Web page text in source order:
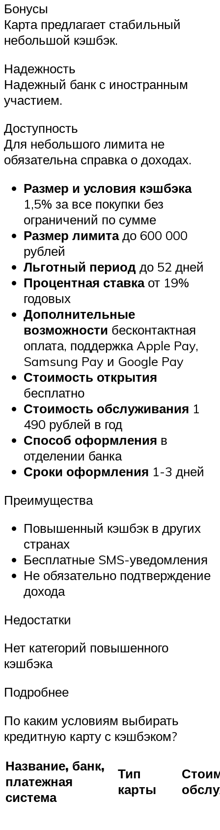
Бонусы
Карта предлагает стабильный
небольшой кэшбэк.
Надежность
Надежный банк с иностранным
участием.
Доступность
Для небольшого лимита не
обязательна справка о доходах.
Размер и условия кэшбэка
1,5% за все покупки без
ограничений по сумме
Размер лимитадо 600 000
рублей
Льготный период до 52 дней
Процентная ставка от 19%
годовых
Дополнительные
возможности бесконтактная
оплата, поддержка Apple Pay,
Samsung Pay и Google Pay
Стоимость открытия
бесплатно
Стоимость обслуживания 1
490 рублей в год
Способ оформления в
отделении банка
Сроки оформления 1-3 дней
Преимущества
Повышенный кэшбэк в других
странах
Бесплатные SMS-уведомления
Не обязательно подтверждение
дохода
Недостатки
Нет категорий повышенного
кэшбэка
Подробнее
По каким условиям выбирать
кредитную карту с кэшбэком?
Название, банк,
платежная
система
Тип
карты